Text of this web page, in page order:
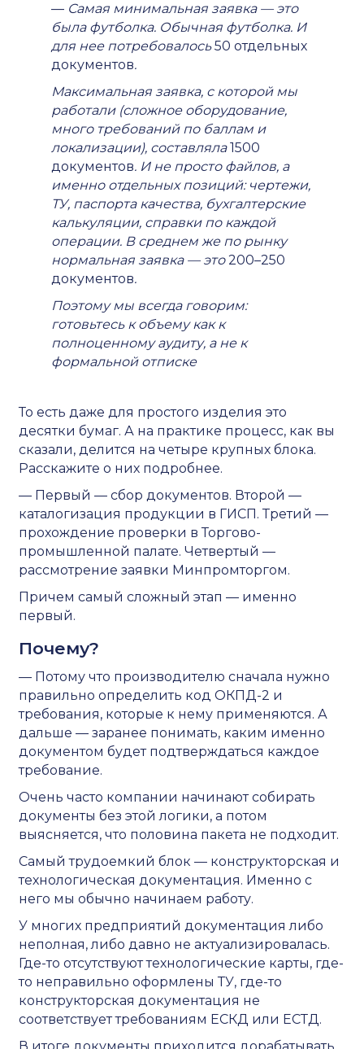
— Самая минимальная заявка — это
была футболка. Обычная футболка. И
для нее потребовалось50 отдельных
документов.
Максимальная заявка, с которой мы
работали (сложное оборудование,
много требований по баллам и
локализации), составляла1500
документов. И не просто файлов, а
именно отдельных позиций: чертежи,
ТУ, паспорта качества, бухгалтерские
калькуляции, справки по каждой
операции. В среднем же по рынку
нормальная заявка — это200–250
документов.
Поэтому мы всегда говорим:
готовьтесь к объему как к
полноценному аудиту, а не к
формальной отписке
То есть даже для простого изделия это
десятки бумаг. А на практике процесс, как вы
сказали, делится на четыре крупных блока.
Расскажите о них подробнее.
— Первый — сбор документов. Второй —
каталогизация продукции в ГИСП. Третий —
прохождение проверки в Торгово-
промышленной палате. Четвертый —
рассмотрение заявки Минпромторгом.
Причем самый сложный этап — именно
первый.
Почему?
— Потому что производителю сначала нужно
правильно определить код ОКПД-2 и
требования, которые к нему применяются. А
дальше — заранее понимать, каким именно
документом будет подтверждаться каждое
требование.
Очень часто компании начинают собирать
документы без этой логики, а потом
выясняется, что половина пакета не подходит.
Самый трудоемкий блок — конструкторская и
технологическая документация. Именно с
него мы обычно начинаем работу.
У многих предприятий документация либо
неполная, либо давно не актуализировалась.
Где-то отсутствуют технологические карты, где-
то неправильно оформлены ТУ, где-то
конструкторская документация не
соответствует требованиям ЕСКД или ЕСТД.